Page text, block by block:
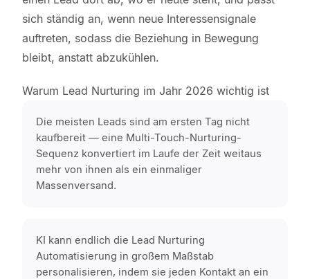
sich ständig an, wenn neue Interessensignale
auftreten, sodass die Beziehung in Bewegung
bleibt, anstatt abzukühlen.
Warum Lead Nurturing im Jahr 2026 wichtig ist
Die meisten Leads sind am ersten Tag nicht
kaufbereit — eine Multi-Touch-Nurturing-
Sequenz konvertiert im Laufe der Zeit weitaus
mehr von ihnen als ein einmaliger
Massenversand.
KI kann endlich die Lead Nurturing
Automatisierung in großem Maßstab
personalisieren, indem sie jeden Kontakt an ein